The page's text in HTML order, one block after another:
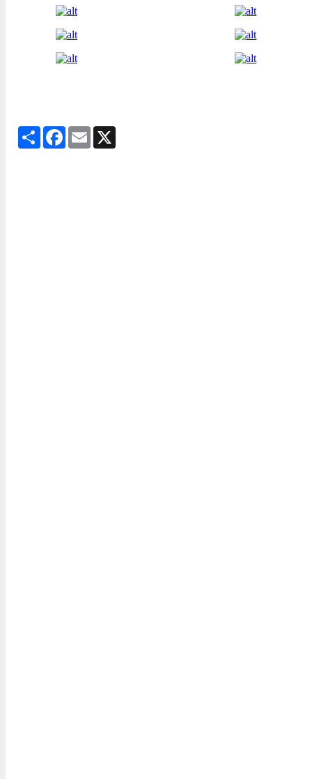
Share Facebook
Email